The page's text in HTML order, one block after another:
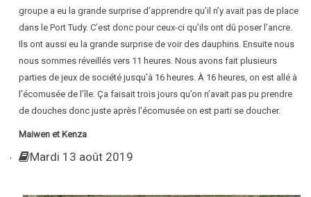
groupe a eu la grande surprise d’apprendre qu’il n’y avait pas de place
dans le Port Tudy. C’est donc pour ceux-ci qu’ils ont dû poser l’ancre.
Ils ont aussi eu la grande surprise de voir des dauphins. Ensuite nous
nous sommes réveillés vers 11 heures. Nous avons fait plusieurs
parties de jeux de société jusqu’à 16 heures. À 16 heures, on est allé à
l’écomusée de l’île. Ça faisait trois jours qu’on n’avait pas pu prendre
de douches donc juste après l’écomusée on est parti se doucher.
Maiwen et Kenza
Mardi 13 août 2019